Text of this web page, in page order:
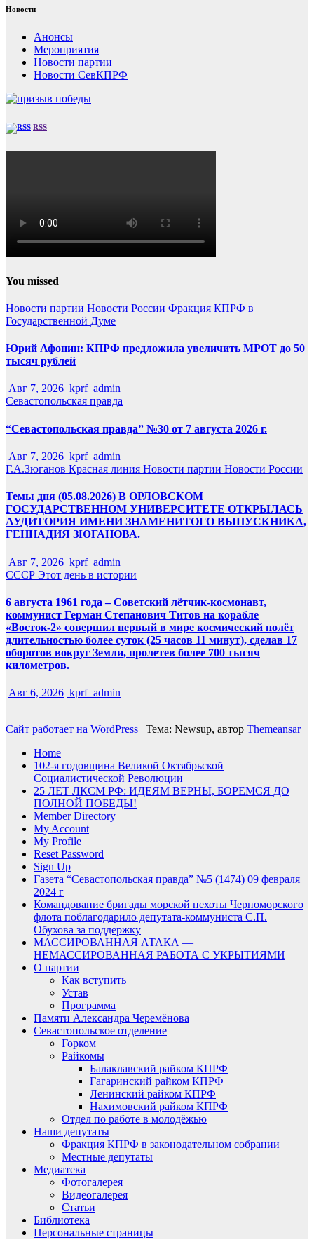
Новости
Анонсы
Мероприятия
Новости партии
Новости СевКПРФ
RSS
You missed
Новости партии Новости России Фракция КПРФ в
Государственной Думе
Юрий Афонин: КПРФ предложила увеличить МРОТ до 50
тысяч рублей
Авг 7, 2026 kprf_admin
Севастопольская правда
“Севастопольская правда” №30 от 7 августа 2026 г.
Авг 7, 2026 kprf_admin
Г.А.Зюганов Красная линия Новости партии Новости России
Темы дня (05.08.2026) В ОРЛОВСКОМ
ГОСУДАРСТВЕННОМ УНИВЕРСИТЕТЕ ОТКРЫЛАСЬ
АУДИТОРИЯ ИМЕНИ ЗНАМЕНИТОГО ВЫПУСКНИКА,
ГЕННАДИЯ ЗЮГАНОВА.
Авг 7, 2026 kprf_admin
СССР Этот день в истории
6 августа 1961 года – Советский лётчик-космонавт,
коммунист Герман Степанович Титов на корабле
«Восток-2» совершил первый в мире космический полёт
длительностью более суток (25 часов 11 минут), сделав 17
оборотов вокруг Земли, пролетев более 700 тысяч
километров.
Авг 6, 2026 kprf_admin
Сайт работает на WordPress | Тема: Newsup, автор Themeansar
Home
102-я годовщина Великой Октябрьской
Социалистической Революции
25 ЛЕТ ЛКСМ РФ: ИДЕЯМ ВЕРНЫ, БОРЕМСЯ ДО
ПОЛНОЙ ПОБЕДЫ!
Member Directory
My Account
My Profile
Reset Password
Sign Up
Газета “Севастопольская правда” №5 (1474) 09 февраля
2024 г
Командование бригады морской пехоты Черноморского
флота поблагодарило депутата-коммуниста С.П.
Обухова за поддержку
МАССИРОВАННАЯ АТАКА —
НЕМАССИРОВАННАЯ РАБОТА С УКРЫТИЯМИ
О партии
Как вступить
Устав
Программа
Памяти Александра Черемёнова
Севастопольское отделение
Горком
Райкомы
Балаклавский райком КПРФ
Гагаринский райком КПРФ
Ленинский райком КПРФ
Нахимовский райком КПРФ
Отдел по работе в молодёжью
Наши депутаты
Фракция КПРФ в законодательном собрании
Местные депутаты
Медиатека
Фотогалерея
Видеогалерея
Статьи
Библиотека
Персональные страницы